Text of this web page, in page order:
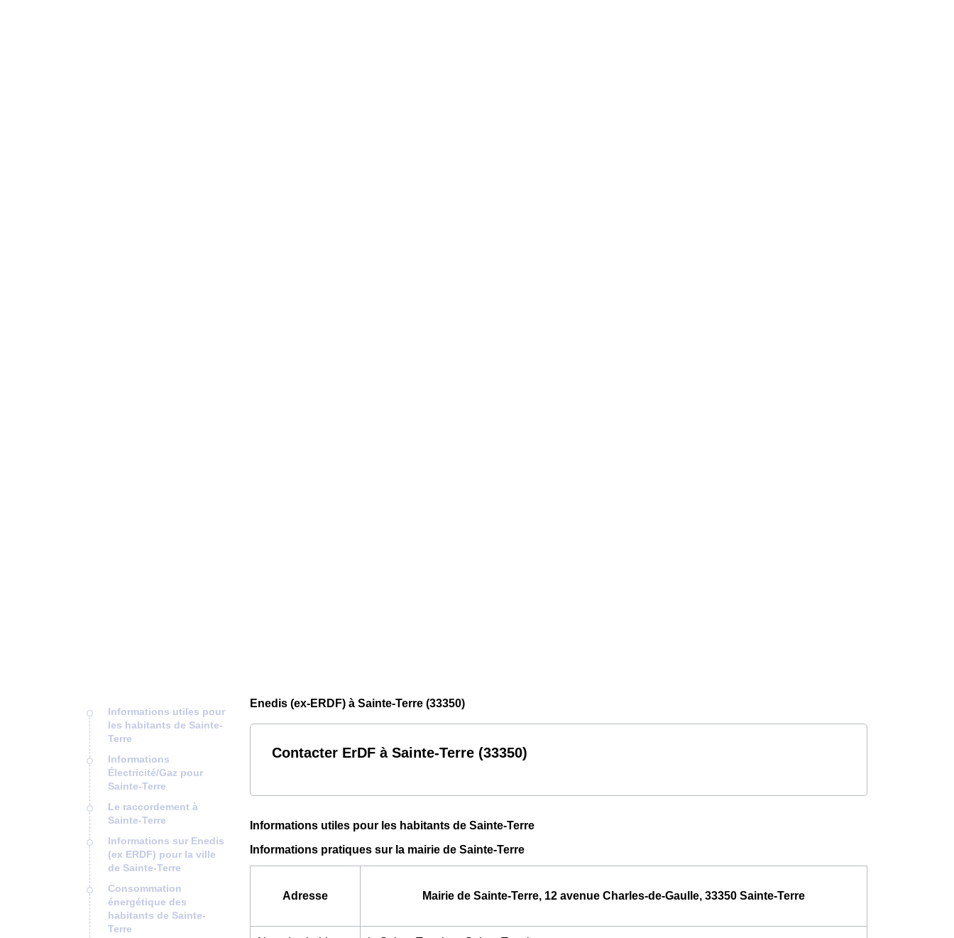
Informations utiles pour
les habitants de Sainte-
Terre
Informations
Électricité/Gaz pour
Sainte-Terre
Le raccordement à
Sainte-Terre
Informations sur Enedis
(ex ERDF) pour la ville
de Sainte-Terre
Consommation
énergétique des
habitants de Sainte-
Terre
Enedis (ex-ERDF) à Sainte-Terre (33350)
Contacter ErDF à Sainte-Terre (33350)
Informations utiles pour les habitants de Sainte-Terre
Informations pratiques sur la mairie de Sainte-Terre
Adresse Mairie de Sainte-Terre, 12 avenue Charles-de-Gaulle, 33350 Sainte-Terre